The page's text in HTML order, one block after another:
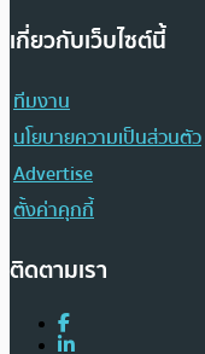
เกี่ยวกับเว็บไซต์นี้
ทีมงาน
นโยบายความเป็นส่วนตัว
Advertise
ตั้งค่าคุกกี้
ติดตามเรา